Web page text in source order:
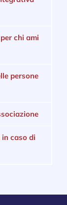
chi ami
persone
caso di